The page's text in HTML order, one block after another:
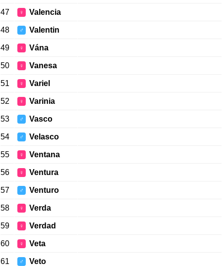
47 ♀ Valencia
48 ♂ Valentin
49 ♀ Vána
50 ♀ Vanesa
51 ♀ Variel
52 ♀ Varinia
53 ♂ Vasco
54 ♂ Velasco
55 ♀ Ventana
56 ♀ Ventura
57 ♂ Venturo
58 ♀ Verda
59 ♀ Verdad
60 ♀ Veta
61 ♂ Veto